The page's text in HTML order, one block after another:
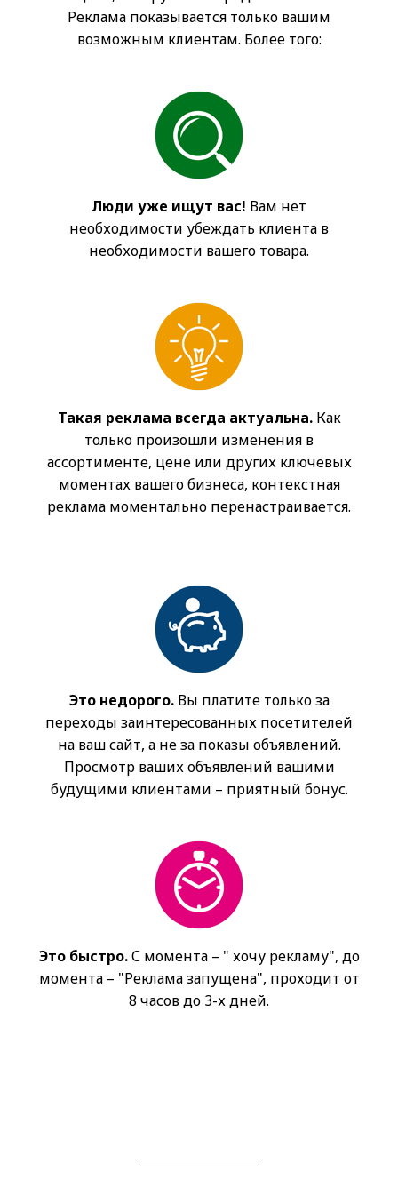
Реклама показывается только вашим
возможным клиентам. Более того:
Люди уже ищут вас! Вам нет
необходимости убеждать клиента в
необходимости вашего товара.
Такая реклама всегда актуальна.Как
только произошли изменения в
ассортименте, цене или других ключевых
моментах вашего бизнеса, контекстная
реклама моментально перенастраивается.
Это недорого.Вы платите только за
переходы заинтересованных посетителей
на ваш сайт, а не за показы объявлений.
Просмотр ваших объявлений вашими
будущими клиентами – приятный бонус.
Это быстро.С момента – " хочу рекламу", до
момента – "Реклама запущена", проходит от
8 часов до 3-х дней.